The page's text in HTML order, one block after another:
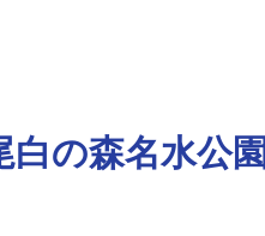
白の森名水公